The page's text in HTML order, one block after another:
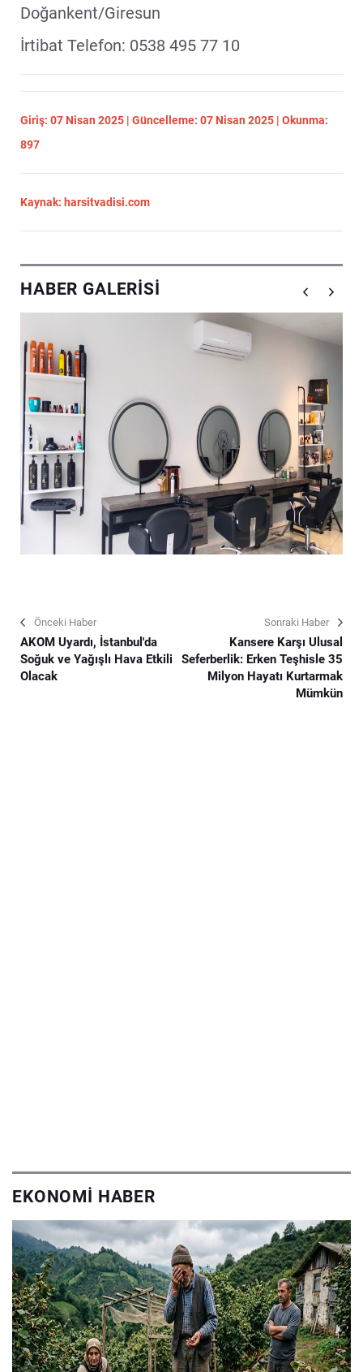
Doğankent/Giresun
İrtibat Telefon: 0538 495 77 10
Giriş: 07 Nisan 2025 | Güncelleme: 07 Nisan 2025 | Okunma:
897
Kaynak: harsitvadisi.com
HABER GALERISI
Önceki Haber
AKOM Uyardı, İstanbul'da
Soğuk ve Yağışlı Hava Etkili
Olacak
Sonraki Haber
Kansere Karşı Ulusal
Seferberlik: Erken Teşhisle 35
Milyon Hayatı Kurtarmak
Mümkün
EKONOMI HABER